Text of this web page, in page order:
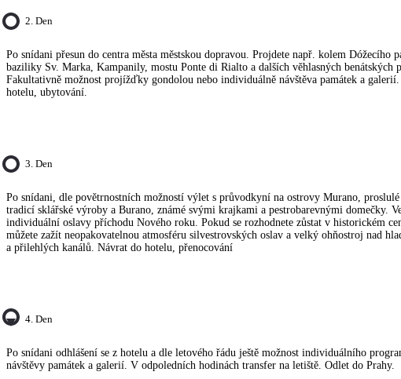
2. Den
Po snídani přesun do centra města městskou dopravou. Projdete např. kolem Dóžecího
baziliky Sv. Marka, Kampanily, mostu Ponte di Rialto a dalších věhlasných benátských
Fakultativně možnost projížďky gondolou nebo individuálně návštěva památek a
hotelu, ubytování.
3. Den
Po snídani, dle povětrnostních možností výlet s průvodkyní na ostrovy Murano,
tradicí sklářské výroby a Burano, známé svými krajkami a pestrobarevnými domečky.
individuální oslavy příchodu Nového roku. Pokud se rozhodnete zůstat v historickém
můžete zažít neopakovatelnou atmosféru silvestrovských oslav a velký ohňostroj nad
a přilehlých kanálů. Návrat do hotelu, přenocování
4. Den
Po snídani odhlášení se z hotelu a dle letového řádu ještě možnost individuálního
návštěvy památek a galerií. V odpoledních hodinách transfer na letiště. Odlet do Prahy.